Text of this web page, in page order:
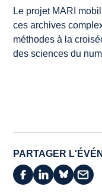
Le projet MARI
ces archives
méthodes à la
des sciences du
PARTAGER